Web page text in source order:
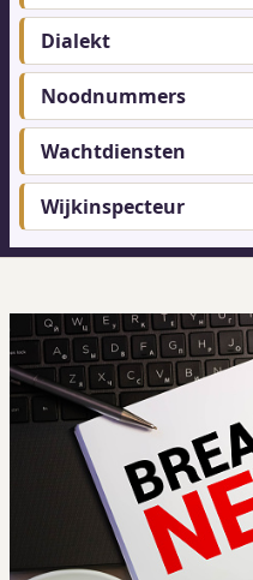
Dialekt
Noodnummers
Wachtdiensten
Wijkinspecteur